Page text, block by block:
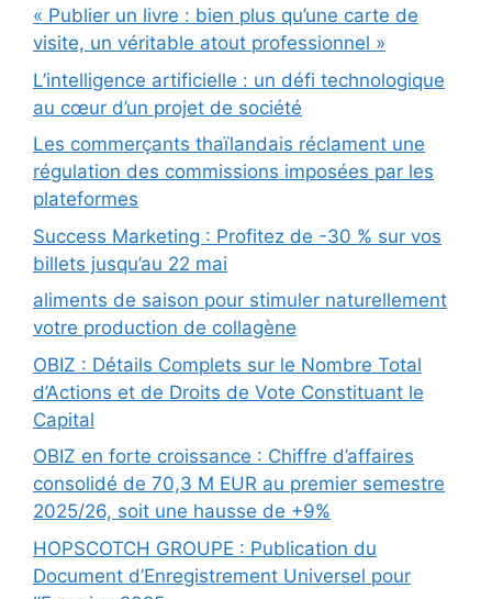
« Publier un livre : bien plus qu’une carte de
visite, un véritable atout professionnel »
L’intelligence artificielle : un défi technologique
au cœur d’un projet de société
Les commerçants thaïlandais réclament une
régulation des commissions imposées par les
plateformes
Success Marketing : Profitez de -30 % sur vos
billets jusqu’au 22 mai
aliments de saison pour stimuler naturellement
votre production de collagène
OBIZ : Détails Complets sur le Nombre Total
d’Actions et de Droits de Vote Constituant le
Capital
OBIZ en forte croissance : Chiffre d’affaires
consolidé de 70,3 M EUR au premier semestre
2025/26, soit une hausse de +9%
HOPSCOTCH GROUPE : Publication du
Document d’Enregistrement Universel pour